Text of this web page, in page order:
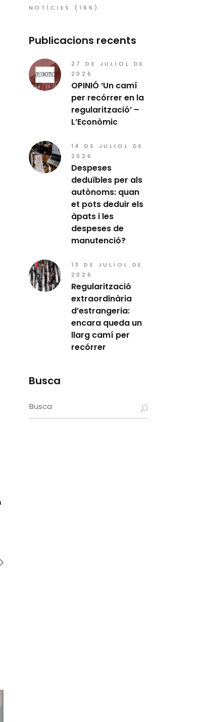
NOTÍCIES
(166)
Publicacions recents
27 DE JULIOL DE
2026
OPINIÓ ‘Un camí
per recórrer en la
regularització’ –
L’Econòmic
14 DE JULIOL DE
2026
Despeses
deduïbles per als
autònoms: quan
et pots deduir els
àpats i les
despeses de
manutenció?
13 DE JULIOL DE
2026
Regularització
extraordinària
d’estrangeria:
encara queda un
llarg camí per
recórrer
Busca
Search
for: